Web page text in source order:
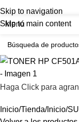
Skip to navigation
Skip to main content
Menú
Haga Click para
Inicio Tienda Inicio